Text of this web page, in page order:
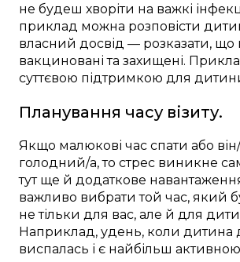
не будеш хворіти на важкі
приклад можна розповісти
власний досвід — розказати, що
вакциновані та захищені.
суттєвою підтримкою для
Планування часу візиту.
Якщо малюкові час спати або
голодний/а, то стрес виникне
тут ще й додаткове
важливо вибрати той час, який
не тільки для вас, але й для
Наприклад, удень, коли дитина
виспалась і є найбільш